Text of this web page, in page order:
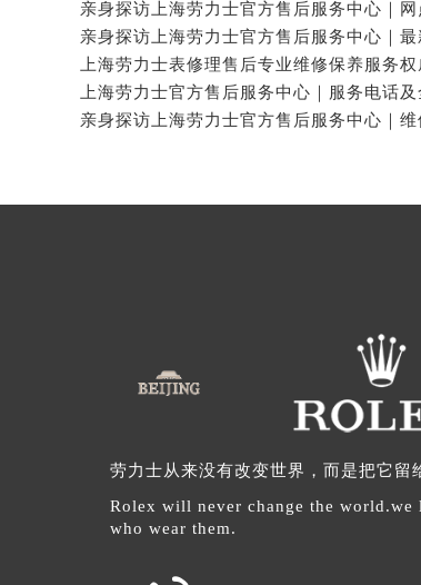
劳力士从来没有改变世界，而是把它留
Rolex will never change the world.we
who wear them.